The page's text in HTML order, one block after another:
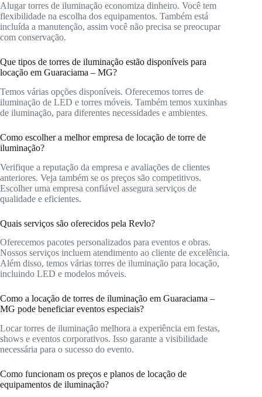
Alugar torres de iluminação economiza dinheiro. Você tem
flexibilidade na escolha dos equipamentos. Também está
incluída a manutenção, assim você não precisa se preocupar
com conservação.
Que tipos de torres de iluminação estão disponíveis para
locação em Guaraciama – MG?
Temos várias opções disponíveis. Oferecemos torres de
iluminação de LED e torres móveis. Também temos xuxinhas
de iluminação, para diferentes necessidades e ambientes.
Como escolher a melhor empresa de locação de torre de
iluminação?
Verifique a reputação da empresa e avaliações de clientes
anteriores. Veja também se os preços são competitivos.
Escolher uma empresa confiável assegura serviços de
qualidade e eficientes.
Quais serviços são oferecidos pela Revlo?
Oferecemos pacotes personalizados para eventos e obras.
Nossos serviços incluem atendimento ao cliente de excelência.
Além disso, temos várias torres de iluminação para locação,
incluindo LED e modelos móveis.
Como a locação de torres de iluminação em Guaraciama –
MG pode beneficiar eventos especiais?
Locar torres de iluminação melhora a experiência em festas,
shows e eventos corporativos. Isso garante a visibilidade
necessária para o sucesso do evento.
Como funcionam os preços e planos de locação de
equipamentos de iluminação?